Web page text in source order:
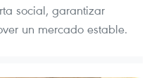
social, garantizar
un mercado estable.